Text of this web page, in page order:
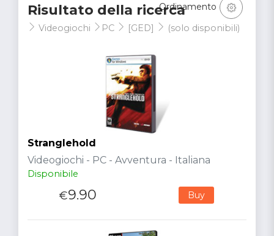
Risultato della ricerca
Videogiochi PC [GED] (solo disponibili)
Ordinamento
Stranglehold
Videogiochi - PC - Avventura - Italiana
Disponibile
€9.90 Buy